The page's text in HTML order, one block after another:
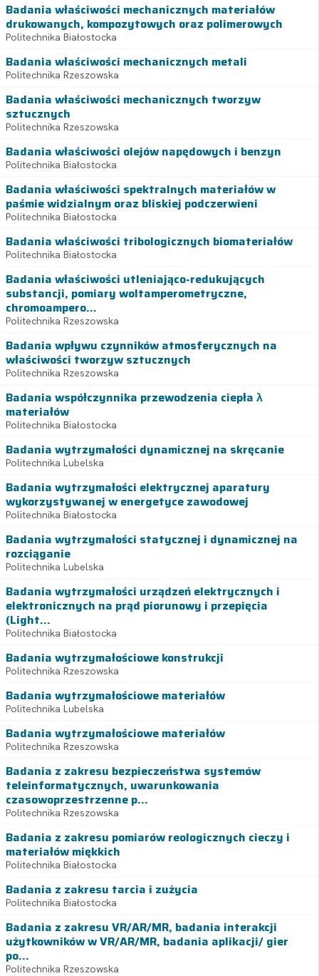
Badania właściwości mechanicznych materiałów
drukowanych, kompozytowych oraz polimerowych
Politechnika Białostocka
Badania właściwości mechanicznych metali
Politechnika Rzeszowska
Badania właściwości mechanicznych tworzyw
sztucznych
Politechnika Rzeszowska
Badania właściwości olejów napędowych i benzyn
Politechnika Białostocka
Badania właściwości spektralnych materiałów w
paśmie widzialnym oraz bliskiej podczerwieni
Politechnika Białostocka
Badania właściwości tribologicznych biomateriałów
Politechnika Białostocka
Badania właściwości utleniająco-redukujących
substancji, pomiary woltamperometryczne,
chromoampero...
Politechnika Rzeszowska
Badania wpływu czynników atmosferycznych na
właściwości tworzyw sztucznych
Politechnika Rzeszowska
Badania współczynnika przewodzenia ciepła λ
materiałów
Politechnika Białostocka
Badania wytrzymałości dynamicznej na skręcanie
Politechnika Lubelska
Badania wytrzymałości elektrycznej aparatury
wykorzystywanej w energetyce zawodowej
Politechnika Białostocka
Badania wytrzymałości statycznej i dynamicznej na
rozciąganie
Politechnika Lubelska
Badania wytrzymałości urządzeń elektrycznych i
elektronicznych na prąd piorunowy i przepięcia
(Light...
Politechnika Białostocka
Badania wytrzymałościowe konstrukcji
Politechnika Rzeszowska
Badania wytrzymałościowe materiałów
Politechnika Lubelska
Badania wytrzymałościowe materiałów
Politechnika Rzeszowska
Badania z zakresu bezpieczeństwa systemów
teleinformatycznych, uwarunkowania
czasowoprzestrzenne p...
Politechnika Rzeszowska
Badania z zakresu pomiarów reologicznych cieczy i
materiałów miękkich
Politechnika Białostocka
Badania z zakresu tarcia i zużycia
Politechnika Białostocka
Badania z zakresu VR/AR/MR, badania interakcji
użytkowników w VR/AR/MR, badania aplikacji/ gier
po...
Politechnika Rzeszowska